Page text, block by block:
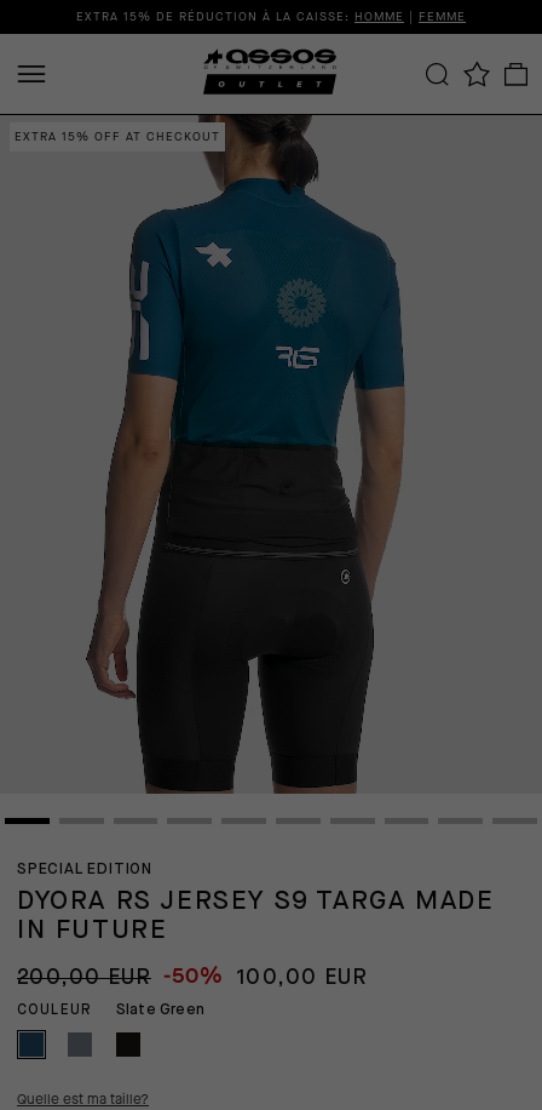
EXTRA 15% DE RÉDUCTION À LA CAISSE: HOMME | FEMME
EXTRA 15% OFF AT CHECKOUT
SPECIAL EDITION
DYORA RS JERSEY S9 TARGA MADE
IN FUTURE
200,00 EUR -50% 100,00 EUR
COULEUR Slate Green
Quelle est ma taille?